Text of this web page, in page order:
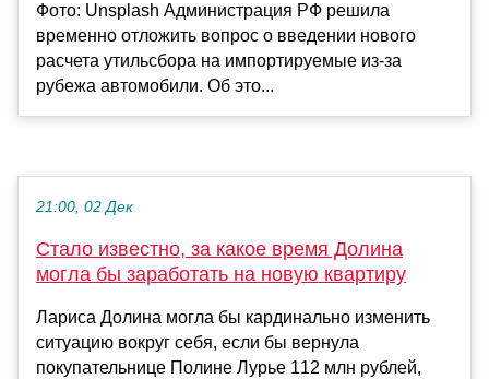
Фото: Unsplash Администрация РФ решила
временно отложить вопрос о введении нового
расчета утильсбора на импортируемые из-за
рубежа автомобили. Об это...
21:00, 02 Дек
Стало известно, за какое время Долина
могла бы заработать на новую квартиру
Лариса Долина могла бы кардинально изменить
ситуацию вокруг себя, если бы вернула
покупательнице Полине Лурье 112 млн рублей,